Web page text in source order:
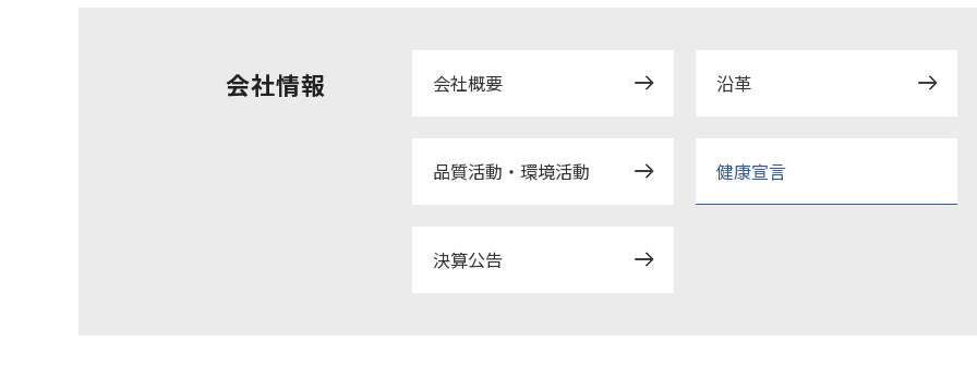
会社情報 会社概要 沿革
品質活動・環境活動 健康宣言
決算公告